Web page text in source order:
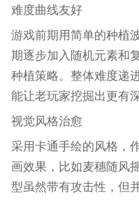
难度曲线友好
游戏前期用简单的种植
期逐步加入随机元素和
种植策略。整体难度递
能让老玩家挖掘出更有
视觉风格治愈
采用卡通手绘的风格，
画效果，比如麦穗随风
型虽然带有攻击性，但